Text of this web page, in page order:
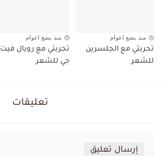
منذ بضع اعوام
تجربتي مع الجلسرين
للشعر
منذ بضع اعوام
تجربتي مع رويال فيت
جي للشعر
تعليقات
إرسال تعليق